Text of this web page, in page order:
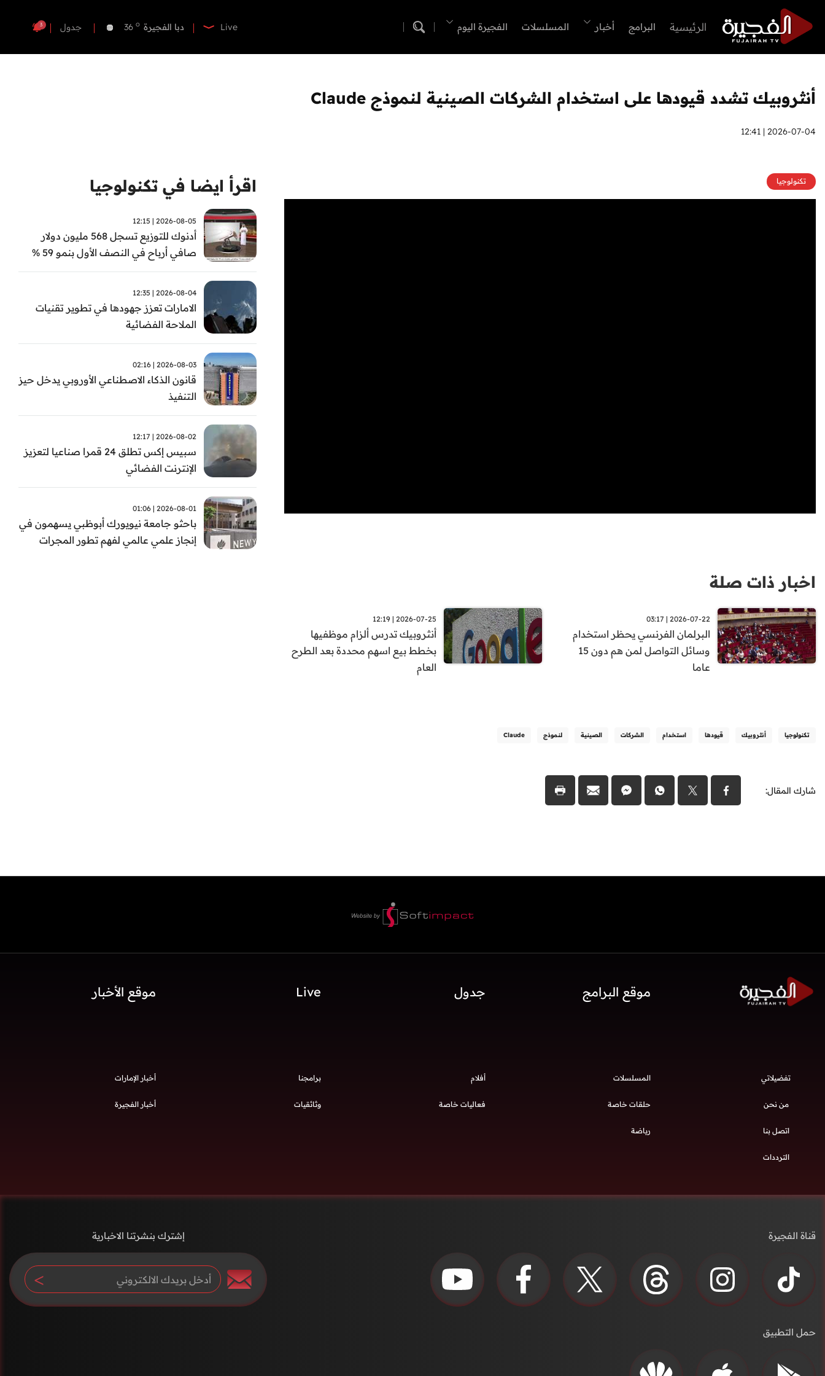
الرئيسية البرامج أخبار المسلسلات الفجيرة اليوم Live دبا الفجيرة 36 o جدول 3
أنثروبيك تشدد قيودها على استخدام الشركات الصينية لنموذج Claude
2026-07-04 | 12:41
تكنولوجيا
اخبار ذات صلة
2026-07-22 | 03:17
البرلمان الفرنسي يحظر استخدام
وسائل التواصل لمن هم دون 15
عاما
2026-07-25 | 12:19
أنثروبيك تدرس ألزام موظفيها
بخطط بيع اسهم محددة بعد الطرح
العام
تكنولوجيا أنثروبيك قيودها استخدام الشركات الصينية لنموذج Claude
شارك المقال:
اقرأ ايضا في تكنولوجيا
2026-08-05 | 12:15
أدنوك للتوزيع تسجل 568 مليون دولار
صافي أرباح في النصف الأول بنمو 59 %
2026-08-04 | 12:35
الامارات تعزز جهودها في تطوير تقنيات
الملاحة الفضائية
2026-08-03 | 02:16
قانون الذكاء الاصطناعي الأوروبي يدخل حيز
التنفيذ
2026-08-02 | 12:17
سبيس إكس تطلق 24 قمرا صناعيا لتعزيز
الإنترنت الفضائي
2026-08-01 | 01:06
باحثو جامعة نيويورك أبوظبي يسهمون في
إنجاز علمي عالمي لفهم تطور المجرات
موقع البرامج جدول Live موقع الأخبار
تفضيلاتي
من نحن
اتصل بنا
الترددات
المسلسلات أفلام برامجنا
حلقات خاصة فعاليات خاصة وثائقيات
رياضة
أخبار الإمارات
أخبار الفجيرة
قناة الفجيرة
حمل التطبيق
إشترك بنشرتنا الاخبارية